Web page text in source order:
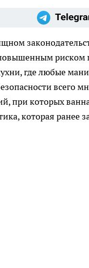
где любые
всего
при которых
которая ранее